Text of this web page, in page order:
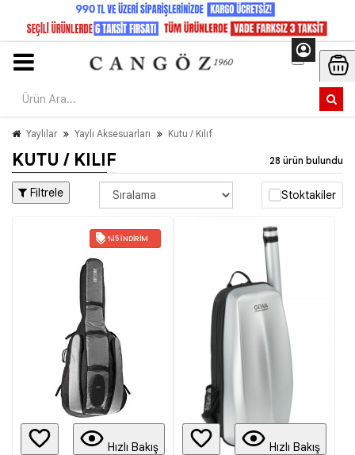
Yaylılar Yaylı Aksesuarları Kutu / Kılıf
KUTU / KILIF 28 ürün bulundu
Filtrele Stoktakiler
%15 İNDIRIM
Hızlı Bakış
Hızlı Bakış